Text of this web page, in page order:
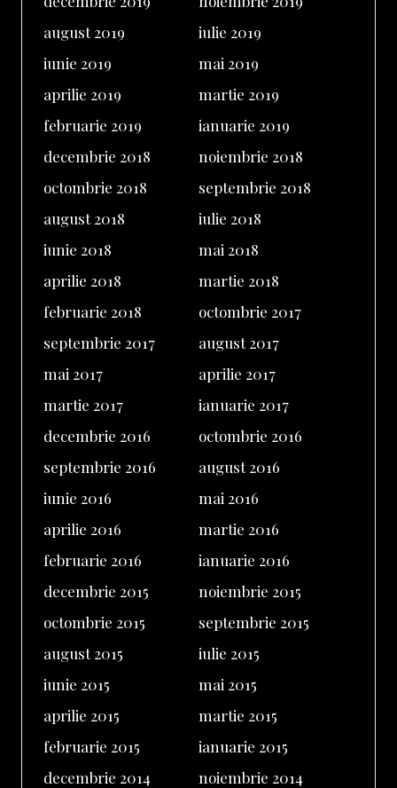
august 2019
iulie 2019
iunie 2019
mai 2019
aprilie 2019
martie 2019
februarie 2019
ianuarie 2019
decembrie 2018
noiembrie 2018
octombrie 2018
septembrie 2018
august 2018
iulie 2018
iunie 2018
mai 2018
aprilie 2018
martie 2018
februarie 2018
octombrie 2017
septembrie 2017
august 2017
mai 2017
aprilie 2017
martie 2017
ianuarie 2017
decembrie 2016
octombrie 2016
septembrie 2016
august 2016
iunie 2016
mai 2016
aprilie 2016
martie 2016
februarie 2016
ianuarie 2016
decembrie 2015
noiembrie 2015
octombrie 2015
septembrie 2015
august 2015
iulie 2015
iunie 2015
mai 2015
aprilie 2015
martie 2015
februarie 2015
ianuarie 2015
decembrie 2014
noiembrie 2014